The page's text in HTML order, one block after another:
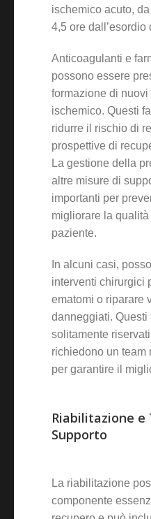
ischemico acuto,
4,5 ore dall’esordio
Anticoagulanti e
possono essere
formazione di
ischemico. Questi
ridurre il rischio di
prospettive di
La gestione della
altre misure di
importanti per
migliorare la qualità
paziente.
In alcuni casi,
interventi chirurgici
ematomi o riparare
danneggiati. Questi
solitamente
richiedono un team
per garantire il
Riabilitazione e
Supporto
La riabilitazione
componente